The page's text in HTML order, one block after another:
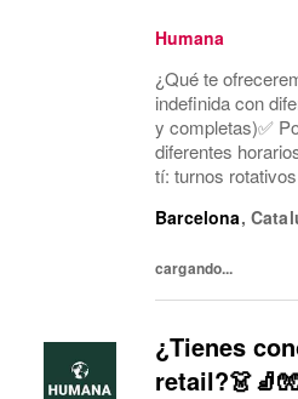
Humana
¿Qué te
indefinida con
y completas)✅
diferentes
tí: turnos
laboral en cinco
Barcelona,
cargando...
¿Tienes